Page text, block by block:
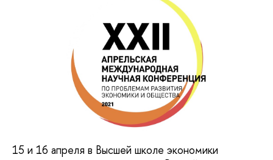
15 и 16 апреля в Высшей школе экономики